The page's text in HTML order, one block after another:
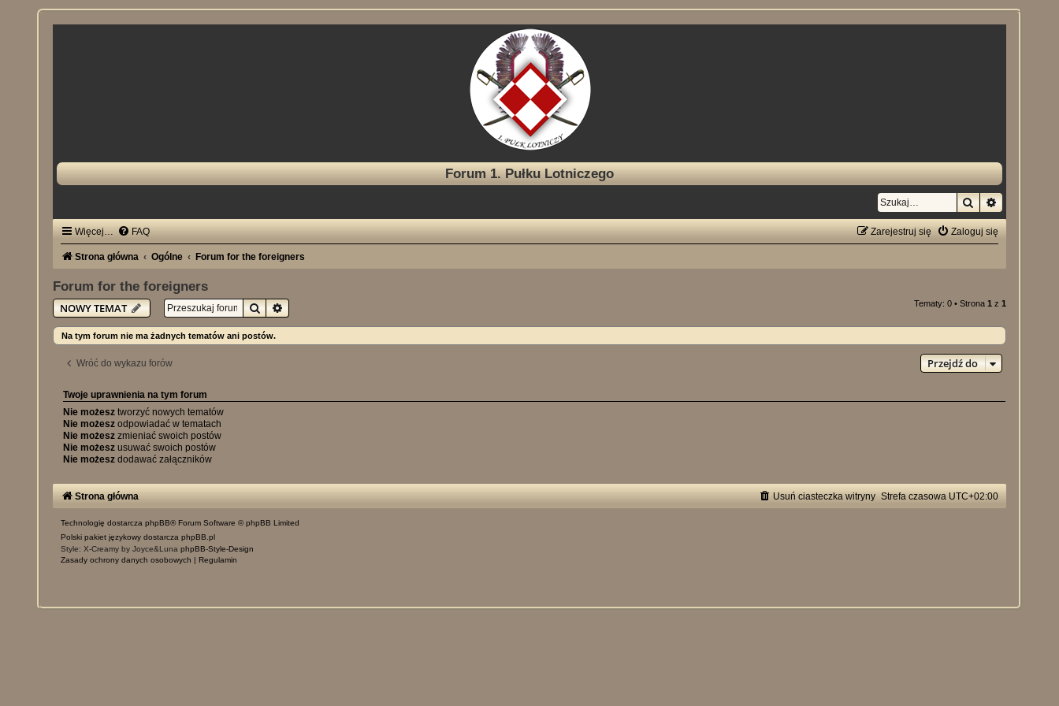
Forum 1. Pułku Lotniczego
Szukaj
Więcej… FAQ Zaloguj się
Zarejestruj się
Strona główna Ogólne Forum for the foreigners
Forum for the foreigners
NOWY TEMAT
SzukajWyszukiwanie zaawansowane Tematy: 0 • Strona 1 z 1
Na tym forum nie ma żadnych tematów ani postów.
Wróć do wykazu forów Przejdź do
Twoje uprawnienia na tym forum
Nie możesz tworzyć nowych tematów
Nie możesz odpowiadać w tematach
Nie możesz zmieniać swoich postów
Nie możesz usuwać swoich postów
Nie możesz dodawać załączników
Strona główna Strefa czasowa UTC+02:00
Usuń ciasteczka witryny
Technologię dostarczaphpBB® Forum Software © phpBB Limited
Polski pakiet językowy dostarczaphpBB.pl
Style: X-Creamy by Joyce&LunaphpBB-Style-Design
Zasady ochrony danych osobowych |Regulamin